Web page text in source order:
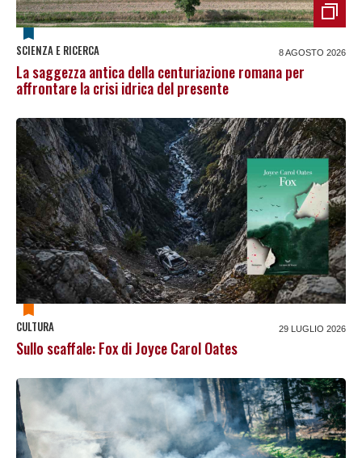
SCIENZA E RICERCA 8 AGOSTO 2026
La saggezza antica della centuriazione romana per
affrontare la crisi idrica del presente
CULTURA 29 LUGLIO 2026
Sullo scaffale: Fox di Joyce Carol Oates